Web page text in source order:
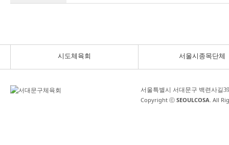
시도체육회 서울시종목단체
서울특별시 서대문구 백련사길
Copyright ⓒ SEOULCOSA . All